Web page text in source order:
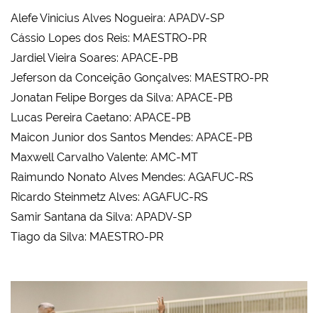
Alefe Vinicius Alves Nogueira: APADV-SP
Cássio Lopes dos Reis: MAESTRO-PR
Jardiel Vieira Soares: APACE-PB
Jeferson da Conceição Gonçalves: MAESTRO-PR
Jonatan Felipe Borges da Silva: APACE-PB
Lucas Pereira Caetano: APACE-PB
Maicon Junior dos Santos Mendes: APACE-PB
Maxwell Carvalho Valente: AMC-MT
Raimundo Nonato Alves Mendes: AGAFUC-RS
Ricardo Steinmetz Alves: AGAFUC-RS
Samir Santana da Silva: APADV-SP
Tiago da Silva: MAESTRO-PR